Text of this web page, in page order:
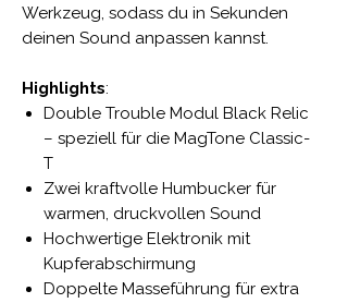
Werkzeug, sodass du in Sekunden
deinen Sound anpassen kannst.
Highlights:
Double Trouble Modul Black Relic
– speziell für die MagTone Classic-
T
Zwei kraftvolle Humbucker für
warmen, druckvollen Sound
Hochwertige Elektronik mit
Kupferabschirmung
Doppelte Masseführung für extra